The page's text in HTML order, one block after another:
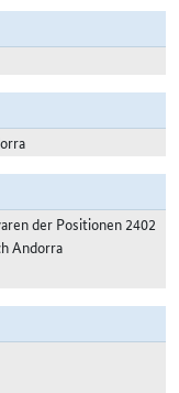
der Positionen 2402
Andorra